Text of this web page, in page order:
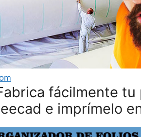
fácilmente
e imprímelo